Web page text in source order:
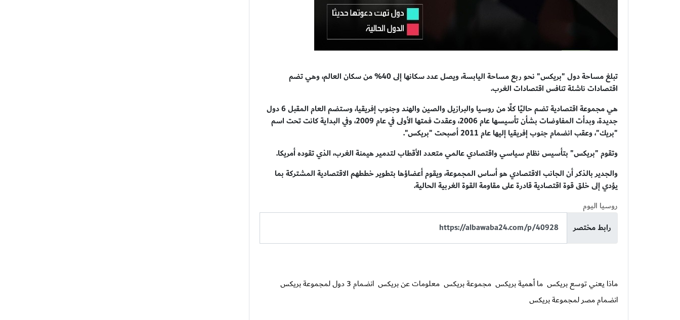
تبلغ مساحة دول "بريكس" نحو ربع مساحة اليابسة، ويصل عدد سكانها إلى 40% من سكان العالم، وهي تضم
اقتصادات ناشئة تنافس اقتصادات الغرب.
هي مجموعة اقتصادية تضم حاليًا كلًا من روسيا والبرازيل والصين والهند وجنوب إفريقيا، وستضم العام المقبل 6 دول
جديدة، وبدأت المفاوضات بشأن تأسيسها عام 2006، وعقدت فمتها الأولى في عام 2009، وفي البداية كانت تحت اسم
"بريك"، وعقب انضمام جنوب إفريقيا إليها عام 2011 أصبحت "بريكس".
وتقوم "بريكس" بتأسيس نظام سياسي واقتصادي عالمي متعدد الأقطاب لتدمير هيمنة الغرب، الذي تقوده أمريكا.
والجدير بالذكر أن الجانب الاقتصادي هو أساس المجموعة، ويقوم أعضاؤها بتطوير خططهم الاقتصادية المشتركة بما
يؤدي إلى خلق قوة اقتصادية قادرة على مقاومة القوة الغربية الحالية.
روسيا اليوم
رابط مختصر
ماذا يعني توسع بريكس ما أهمية بريكس مجموعة بريكس معلومات عن بريكس انضمام 3 دول لمجموعة بريكس
انضمام مصر لمجموعة بريكس